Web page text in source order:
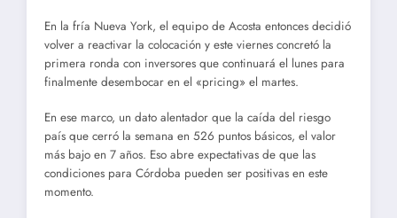
En la fría Nueva York, el equipo de Acosta entonces decidió
volver a reactivar la colocación y este viernes concretó la
primera ronda con inversores que continuará el lunes para
finalmente desembocar en el «pricing» el martes.
En ese marco, un dato alentador que la caída del riesgo
país que cerró la semana en 526 puntos básicos, el valor
más bajo en 7 años. Eso abre expectativas de que las
condiciones para Córdoba pueden ser positivas en este
momento.